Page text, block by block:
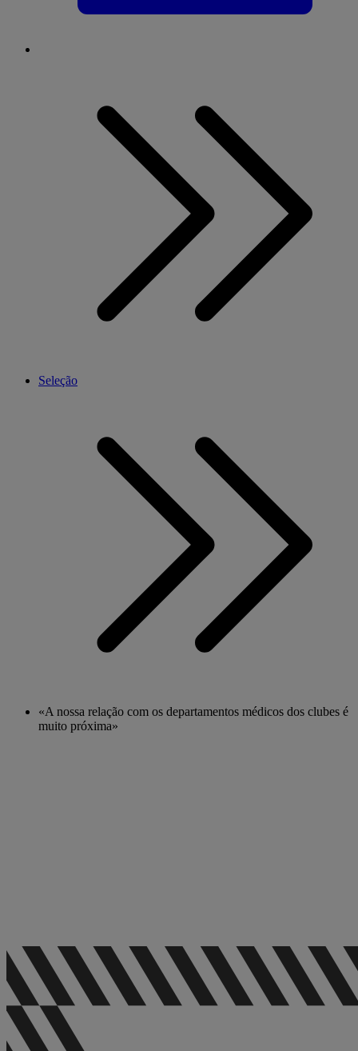
Seleção
«A nossa relação com os departamentos médicos dos clubes é
muito próxima»